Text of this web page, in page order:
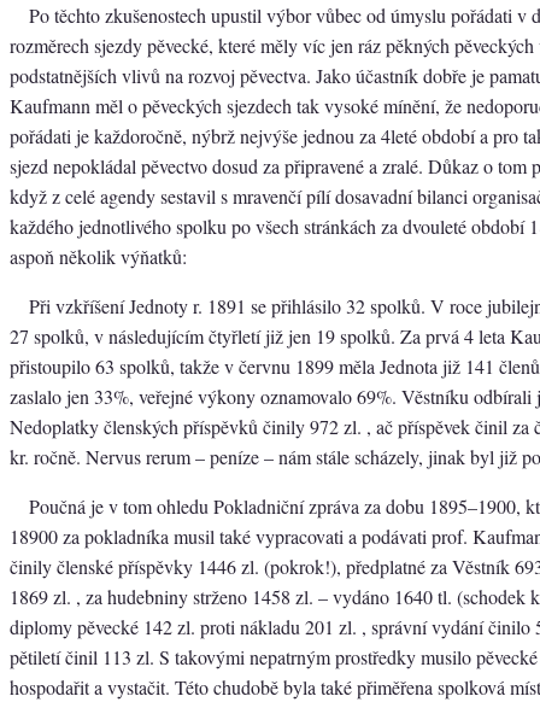
Po těchto zkušenostech upustil výbor vůbec od úmyslu pořádati v
rozměrech sjezdy pěvecké, které měly víc jen ráz pěkných
podstatnějších vlivů na rozvoj pěvectva. Jako účastník dobře je
Kaufmann měl o pěveckých sjezdech tak vysoké mínění, že
pořádati je každoročně, nýbrž nejvýše jednou za 4leté období a pro
sjezd nepokládal pěvectvo dosud za připravené a zralé. Důkaz o tom
když z celé agendy sestavil s mravenčí pílí dosavadní bilanci
každého jednotlivého spolku po všech stránkách za dvouleté období
aspoň několik výňatků:
Při vzkříšení Jednoty r. 1891 se přihlásilo 32 spolků. V roce
27 spolků, v následujícím čtyřletí již jen 19 spolků. Za prvá 4 leta
přistoupilo 63 spolků, takže v červnu 1899 měla Jednota již 141
zaslalo jen 33%, veřejné výkony oznamovalo 69%. Věstníku odbírali
Nedoplatky členských příspěvků činily 972 zl. , ač příspěvek činil za
kr. ročně. Nervus rerum – peníze – nám stále scházely, jinak byl již
Poučná je v tom ohledu Pokladniční zpráva za dobu 1895–1900,
18900 za pokladníka musil také vypracovati a podávati prof.
činily členské příspěvky 1446 zl. (pokrok!), předplatné za Věstník
1869 zl. , za hudebniny strženo 1458 zl. – vydáno 1640 tl. (schodek
diplomy pěvecké 142 zl. proti nákladu 201 zl. , správní vydání činilo
pětiletí činil 113 zl. S takovými nepatrným prostředky musilo
hospodařit a vystačit. Této chudobě byla také přiměřena spolková